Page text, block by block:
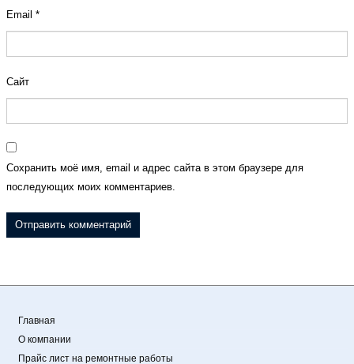
Email *
Сайт
Сохранить моё имя, email и адрес сайта в этом браузере для
последующих моих комментариев.
Главная
О компании
Прайс лист на ремонтные работы